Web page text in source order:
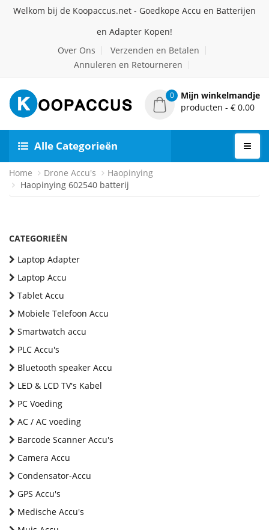
Welkom bij de Koopaccus.net - Goedkope Accu en Batterijen
en Adapter Kopen!
Over Ons
Verzenden en Betalen
Annuleren en Retourneren
0
Mijn winkelmandje
producten - € 0.00
Alle Categorieën
Home Drone Accu's
Haopinying
Haopinying 602540 batterij
CATEGORIEËN
Laptop Adapter
Laptop Accu
Tablet Accu
Mobiele Telefoon Accu
Smartwatch accu
PLC Accu's
Bluetooth speaker Accu
LED & LCD TV's Kabel
PC Voeding
AC / AC voeding
Barcode Scanner Accu's
Camera Accu
Condensator-Accu
GPS Accu's
Medische Accu's